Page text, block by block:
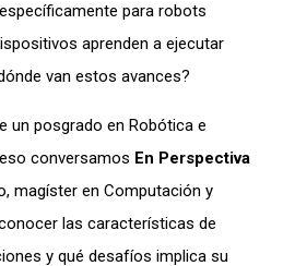
para robots
aprenden a ejecutar
van estos avances?
un posgrado en Robótica e
conversamos En Perspectiva
magíster en Computación y
las características de
y qué desafíos implica su